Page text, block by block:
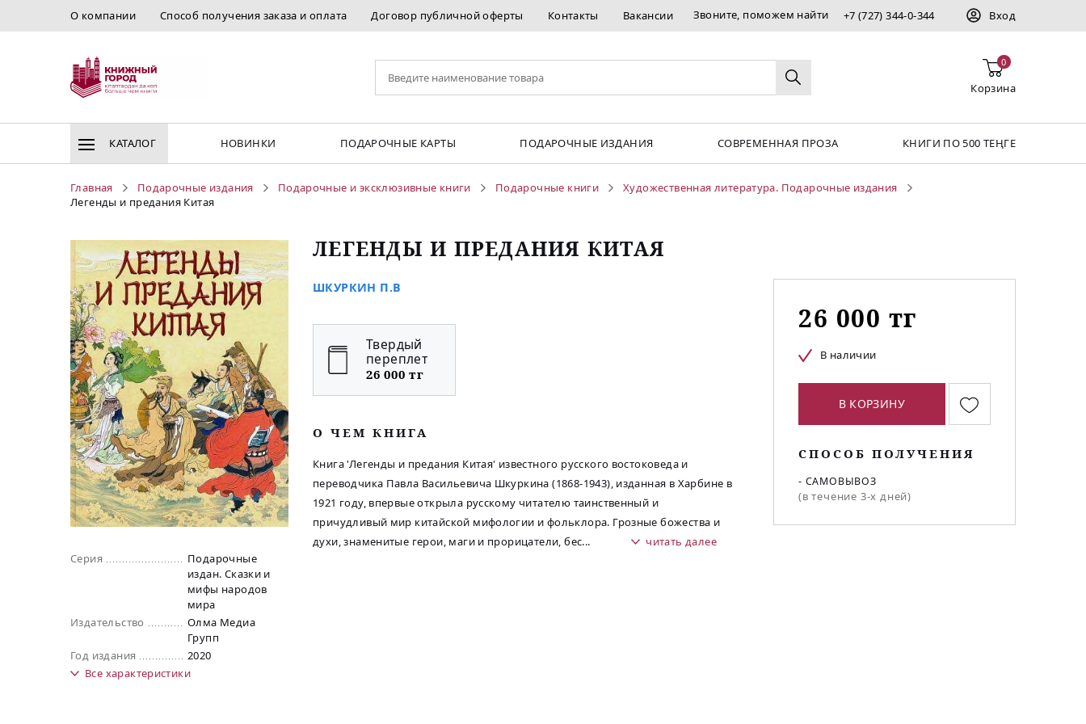
О компании Способ получения заказа и оплата Договор публичной оферты Контакты Вакансии Звоните, поможем найти +7 (727) 344-0-344 Вход
0
Корзина
КАТАЛОГ НОВИНКИ ПОДАРОЧНЫЕ КАРТЫ ПОДАРОЧНЫЕ ИЗДАНИЯ СОВРЕМЕННАЯ ПРОЗА КНИГИ ПО 500 ТЕҢГЕ
Главная Подарочные издания Подарочные и эксклюзивные книги Подарочные книги
Художественная литература. Подарочные издания
Легенды и предания Китая
Серия
Подарочные
издан. Сказки и
мифы народов
мира
Издательство
Олма Медиа
Групп
Год издания
2020
Все характеристики
ЛЕГЕНДЫ И ПРЕДАНИЯ КИТАЯ
ШКУРКИН П.В
Твердый
переплет
26 000 тг
O ЧЕМ КНИГА
Книга 'Легенды и предания Китая' известного русского востоковеда и
переводчика Павла Васильевича Шкуркина (1868-1943), изданная в Харбине в
1921 году, впервые открыла русскому читателю таинственный и
причудливый мир китайской мифологии и фольклора. Грозные божества и
духи, знаменитые герои, маги и прорицатели, бес... читать далее
26 000 тг
В наличии
В КОРЗИНУ
СПОСОБ ПОЛУЧЕНИЯ
- САМОВЫВОЗ
(в течение 3-х дней)